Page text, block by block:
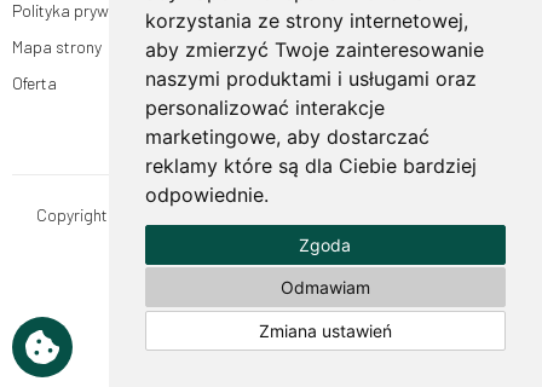
korzystania ze strony internetowej,
aby zmierzyć Twoje zainteresowanie
naszymi produktami i usługami oraz
personalizować interakcje
marketingowe, aby dostarczać
reklamy które są dla Ciebie bardziej
odpowiednie.
Zgoda
Odmawiam
Zmiana ustawień
Polityka prywatności
Mapa strony
Oferta
Copyright © OgrodyHildegardy.pl. Wszystkie prawa zastrzeżone.
MOUTON interactive
Zobacz nasz profil na: